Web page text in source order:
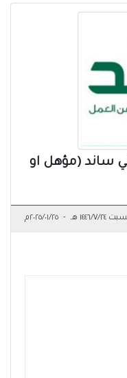
ساند (مؤهل او
١٤٤٦/٧/٢٤ هـ - ٢٠٢٥/٠١/٢٥م